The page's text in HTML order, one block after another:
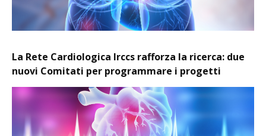
La Rete Cardiologica Irccs rafforza la ricerca: due
nuovi Comitati per programmare i progetti